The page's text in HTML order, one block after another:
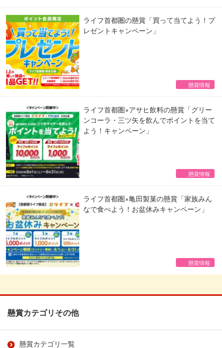
ライフ首都圏の懸賞「買って当てよう！プ
レゼントキャンペーン」
懸賞情報
ライフ首都圏×アサヒ飲料の懸賞「グリー
ンコーラ・三ツ矢を飲んでポイントを当て
よう！キャンペーン」
懸賞情報
ライフ首都圏×亀田製菓の懸賞「家族みん
なで食べよう！お盆休みキャンペーン」
懸賞情報
懸賞カテゴリその他
懸賞カテゴリ一覧